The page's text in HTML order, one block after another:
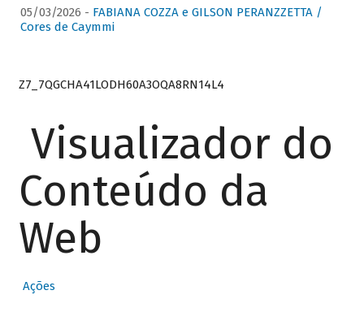
05/03/2026 - FABIANA COZZA e GILSON PERANZZETTA /
Cores de Caymmi
Z7_7QGCHA41LODH60A3OQA8RN14L4
Visualizador do
Conteúdo da
Web
Ações